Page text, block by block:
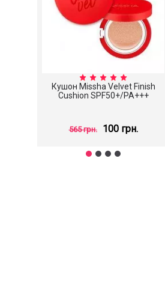
Кушон Missha Velvet Finish
Cushion SPF50+/PA+++
565 грн. 100 грн.